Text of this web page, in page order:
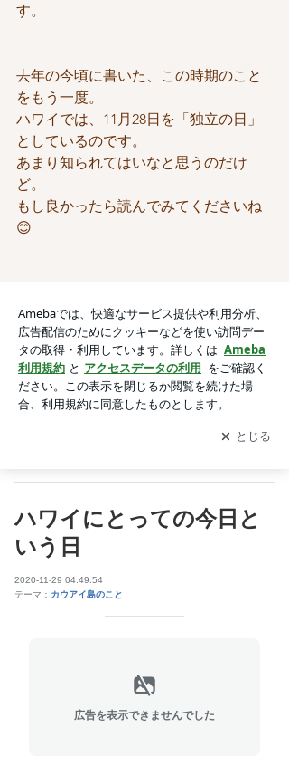
す。
去年の今頃に書いた、この時期のこと
をもう一度。
ハワイでは、11月28日を「独立の日」
としているのです。
あまり知られてはいなと思うのだけ
ど。
もし良かったら読んでみてくださいね
😊